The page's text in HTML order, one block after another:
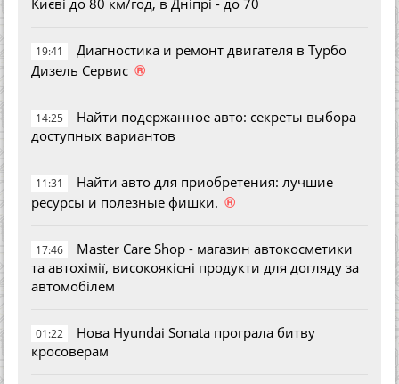
Києві до 80 км/год, в Дніпрі - до 70
19:41
Диагностика и ремонт двигателя в Турбо
Дизель Сервис ®
14:25
Найти подержанное авто: секреты выбора
доступных вариантов
11:31
Найти авто для приобретения: лучшие
ресурсы и полезные фишки. ®
17:46
Master Care Shop - магазин автокосметики
та автохімії, високоякісні продукти для догляду за
автомобілем
01:22
Нова Hyundai Sonata програла битву
кросоверам